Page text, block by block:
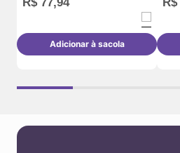
Adicionar à sacola